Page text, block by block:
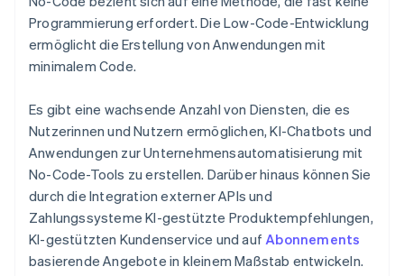
Programmierung erfordert. Die Low-Code-Entwicklung
ermöglicht die Erstellung von Anwendungen mit
minimalem Code.
Es gibt eine wachsende Anzahl von Diensten, die es
Nutzerinnen und Nutzern ermöglichen, KI-Chatbots und
Anwendungen zur Unternehmensautomatisierung mit
No-Code-Tools zu erstellen. Darüber hinaus können Sie
durch die Integration externer APIs und
Zahlungssysteme KI-gestützte Produktempfehlungen,
KI-gestützten Kundenservice und aufAbonnements
basierende Angebote in kleinem Maßstab entwickeln.